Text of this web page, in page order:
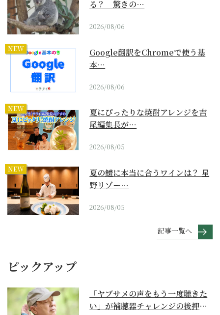
る？ 驚きの…
2026/08/06
NEW
Google翻訳をChromeで使う基
本…
2026/08/06
NEW
夏にぴったりな焼酎アレンジを吉
尾編集長が…
2026/08/05
NEW
夏の鱧に本当に合うワインは？ 星
野リゾー…
2026/08/05
記事一覧へ
ピックアップ
「ヤブサメの声をもう一度聴きた
い」が補聴器チャレンジの後押し